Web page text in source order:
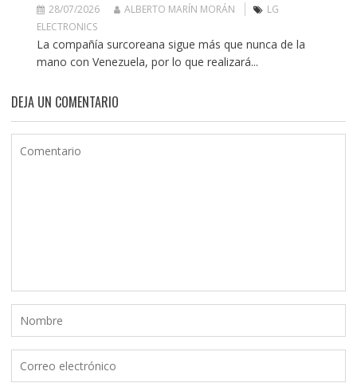
28/07/2026 ALBERTO MARÍN MORÁN
LG
ELECTRONICS
La compañía surcoreana sigue más que nunca de la
mano con Venezuela, por lo que realizará...
DEJA UN COMENTARIO